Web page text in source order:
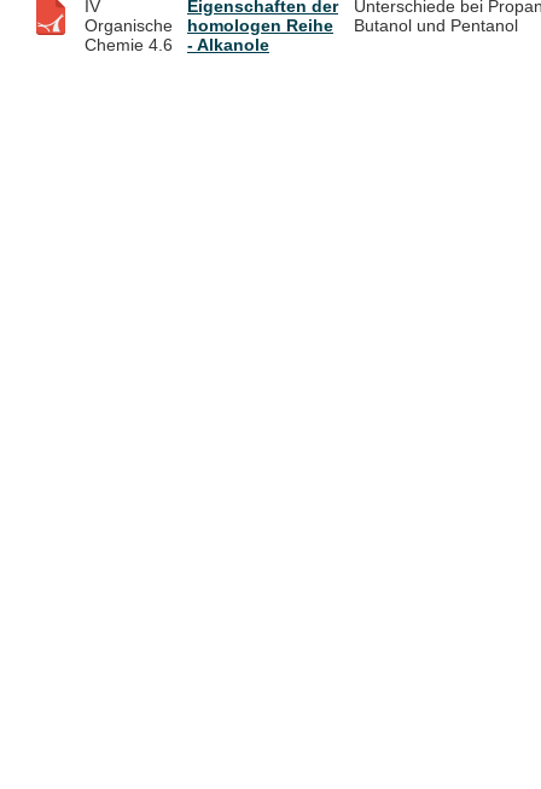
IV
Organische
Chemie 4.6
Eigenschaften der
homologen Reihe
- Alkanole
Unterschiede bei
Butanol und Pentanol